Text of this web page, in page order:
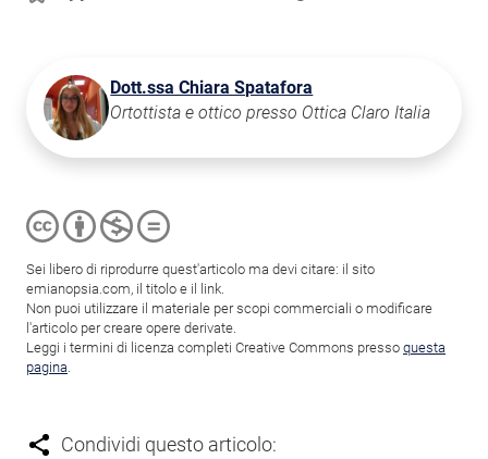
Dott.ssa Chiara Spatafora
Ortottista e ottico presso Ottica Claro Italia
Sei libero di riprodurre quest'articolo ma devi citare: il sito
emianopsia.com, il titolo e il link.
Non puoi utilizzare il materiale per scopi commerciali o modificare
l'articolo per creare opere derivate.
Leggi i termini di licenza completi Creative Commons presso questa
pagina.
Condividi questo articolo: